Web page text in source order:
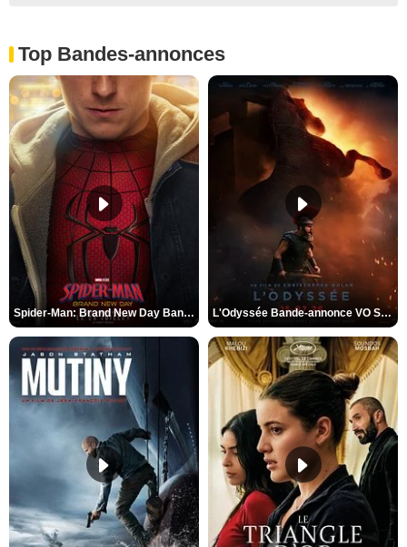
Top Bandes-annonces
Spider-Man: Brand New Day Bande-annonce VO STFR L'Odyssée Bande-annonce VO STFR